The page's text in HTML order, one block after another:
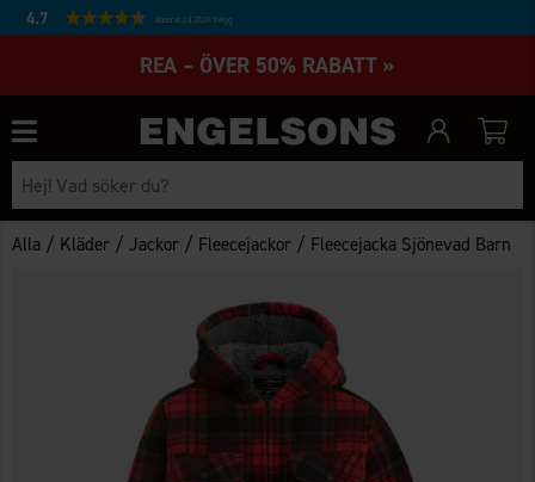
4.7 Baserat på 27231 betyg
REA – ÖVER 50% RABATT »
Alla / Kläder /Jackor / Fleecejackor / Fleecejacka Sjönevad Barn